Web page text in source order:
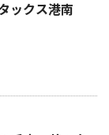
ックス港南